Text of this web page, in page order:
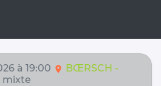
à 19:00 location_on BŒRSCH -
mixte